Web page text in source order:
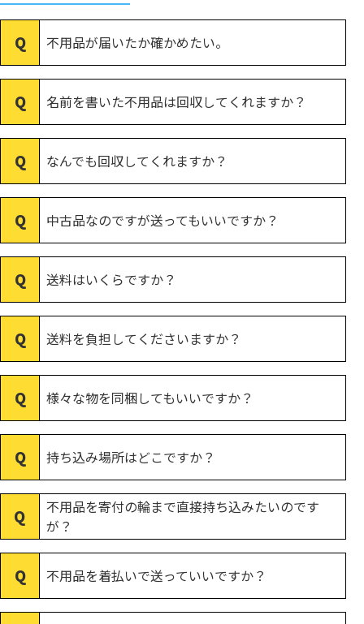
不用品が届いたか確かめたい。
名前を書いた不用品は回収してくれますか？
なんでも回収してくれますか？
中古品なのですが送ってもいいですか？
送料はいくらですか？
送料を負担してくださいますか？
様々な物を同梱してもいいですか？
持ち込み場所はどこですか？
不用品を寄付の輪まで直接持ち込みたいのです
が？
不用品を着払いで送っていいですか？